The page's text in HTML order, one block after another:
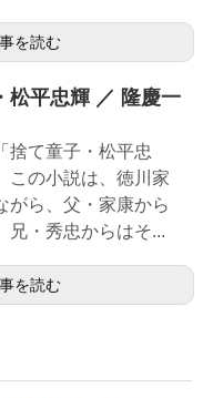
を読む
松平忠輝 ／ 隆慶一
捨て童子・松平忠
この小説は、徳川家
がら、父・家康から
兄・秀忠からはそ...
を読む